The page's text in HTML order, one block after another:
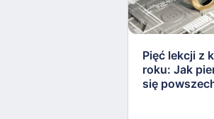
Pięć lekcji z
roku: Jak
się